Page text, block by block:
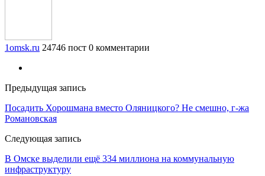
1omsk.ru 24746 пост 0 комментарии
Предыдущая запись
Посадить Хорошмана вместо Оляницкого? Не смешно, г-жа
Романовская
Следующая запись
В Омске выделили ещё 334 миллиона на коммунальную
инфраструктуру